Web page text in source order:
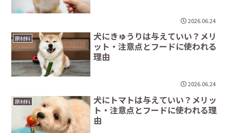
2026.06.24
原材料
犬にきゅうりは与えていい？メリ
ット・注意点とフードに使われる
理由
2026.06.24
原材料
犬にトマトは与えていい？メリッ
ト・注意点とフードに使われる理
由